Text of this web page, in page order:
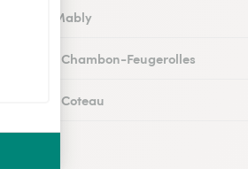
à Mably
au Chambon-Feugerolles
au Coteau